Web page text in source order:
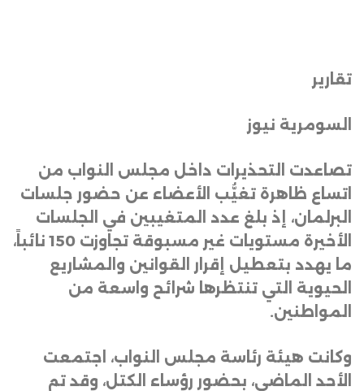
تقارير
السومرية نيوز
تصاعدت التحذيرات داخل مجلس النواب من
اتساع ظاهرة تغيُّب الأعضاء عن حضور جلسات
البرلمان، إذ بلغ عدد المتغيبين في الجلسات
الأخيرة مستويات غير مسبوقة تجاوزت 150 نائباً،
ما يهدد بتعطيل إقرار القوانين والمشاريع
الحيوية التي تنتظرها شرائح واسعة من
المواطنين.
وكانت هيئة رئاسة مجلس النواب، اجتمعت
الأحد الماضي، بحضور رؤساء الكتل، وقد تم